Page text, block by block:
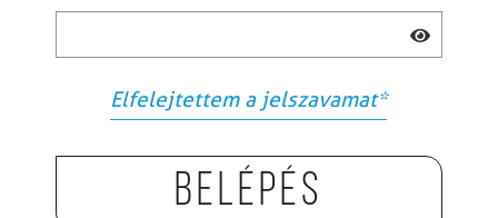
Elfelejtettem a jelszavamat*
Belépés